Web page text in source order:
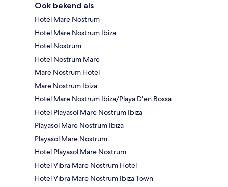
Ook bekend als
Hotel Mare Nostrum
Hotel Mare Nostrum Ibiza
Hotel Nostrum
Hotel Nostrum Mare
Mare Nostrum Hotel
Mare Nostrum Ibiza
Hotel Mare Nostrum Ibiza/Playa D'en Bossa
Hotel Playasol Mare Nostrum Ibiza
Playasol Mare Nostrum Ibiza
Playasol Mare Nostrum
Hotel Playasol Mare Nostrum
Hotel Vibra Mare Nostrum Hotel
Hotel Vibra Mare Nostrum Ibiza Town